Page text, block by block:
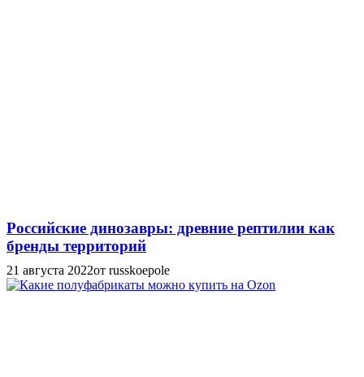
Российские динозавры: древние рептилии как
бренды территорий
21 августа 2022от russkoepole